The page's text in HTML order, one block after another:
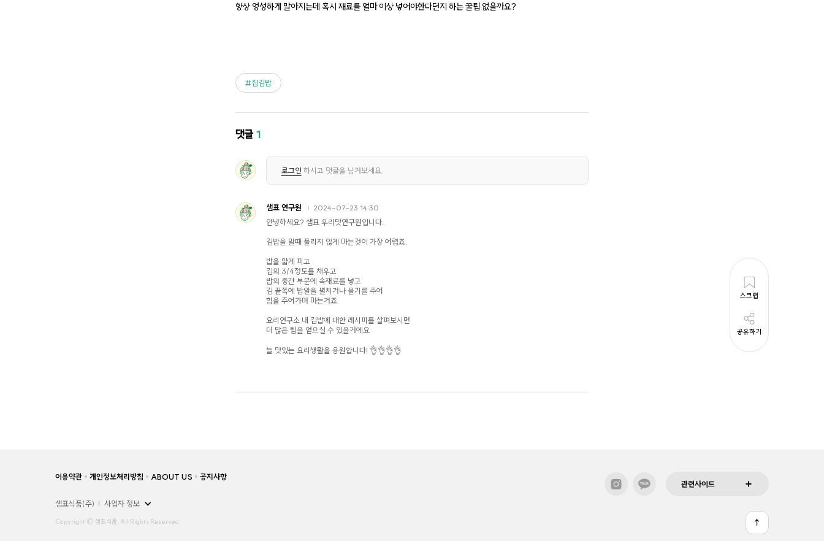
스크랩
공유하기
항상 엉성하게 말아지는데 혹시 재료를 얼마 이상 넣어야한다던지 하는 꿀팁 없을까요?
집김밥
댓글1
로그인 하시고 댓글을 남겨보세요.
샘표 연구원 2024-07-23 14:30
안녕하세요? 샘표 우리맛연구원입니다.
김밥을 말때 풀리지 않게 마는것이 가장 어렵죠.
밥을 얇게 피고
김의 3/4정도를 채우고
밥의 중간 부분에 속재료를 넣고
김 끝쪽에 밥알을 펼치거나 물기를 주어
힘을 주어가며 마는거죠.
요리연구소 내 김밥에 대한 레시피를 살펴보시면
더 많은 팀을 얻으실 수 있을거에요
늘 맛있는 요리생활을 응원합니다! 👌👌👌👌
이용약관 개인정보처리방침 ABOUT US 공지사항
샘표식품(주) 사업자 정보
Copyright © 샘표식품, All Rights Reserved.
관련사이트